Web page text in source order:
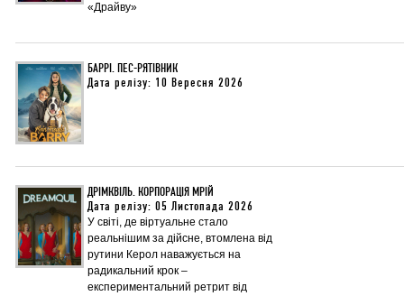
«Драйву»
БАРРІ. ПЕС-РЯТІВНИК
Дата релізу: 10 Вересня 2026
ДРІМКВІЛЬ. КОРПОРАЦІЯ МРІЙ
Дата релізу: 05 Листопада 2026
У світі, де віртуальне стало
реальнішим за дійсне, втомлена від
рутини Керол наважується на
радикальний крок –
експериментальний ретрит від